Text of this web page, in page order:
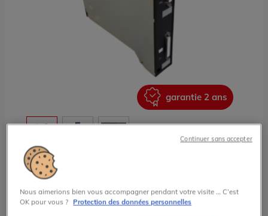
garantie 2 ans
TSXSCM2126F
TSX Série 7
Nous aimerions bien vous accompagner pendant votre visite … C’est
OK pour vous ? Protection des données personnelles
Continuer sans accepter